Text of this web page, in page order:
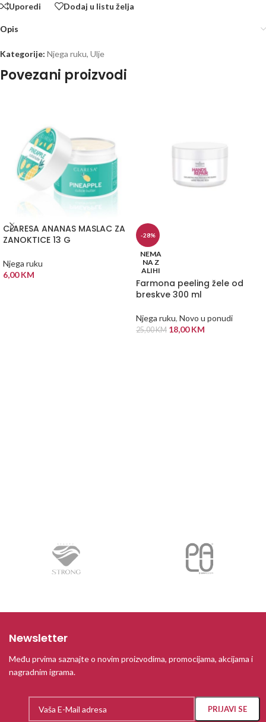
Uporedi Dodaj u listu želja
Opis
Kategorije: Njega ruku, Ulje
Povezani proizvodi
CLARESA ANANAS MASLAC ZA
ZANOKTICE 13 G
Njega ruku
6,00KM
-28%
NEMA
NA Z
ALIHI
Farmona peeling žele od
breskve 300 ml
Njega ruku, Novo u ponudi
25,00KM 18,00KM
Newsletter
Među prvima saznajte o novim proizvodima, promocijama, akcijama i
nagradnim igrama.